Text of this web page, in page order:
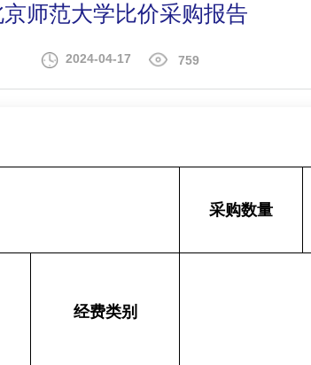
师范大学比价采购报告
2024-04-17 759
采购数量
经费类别